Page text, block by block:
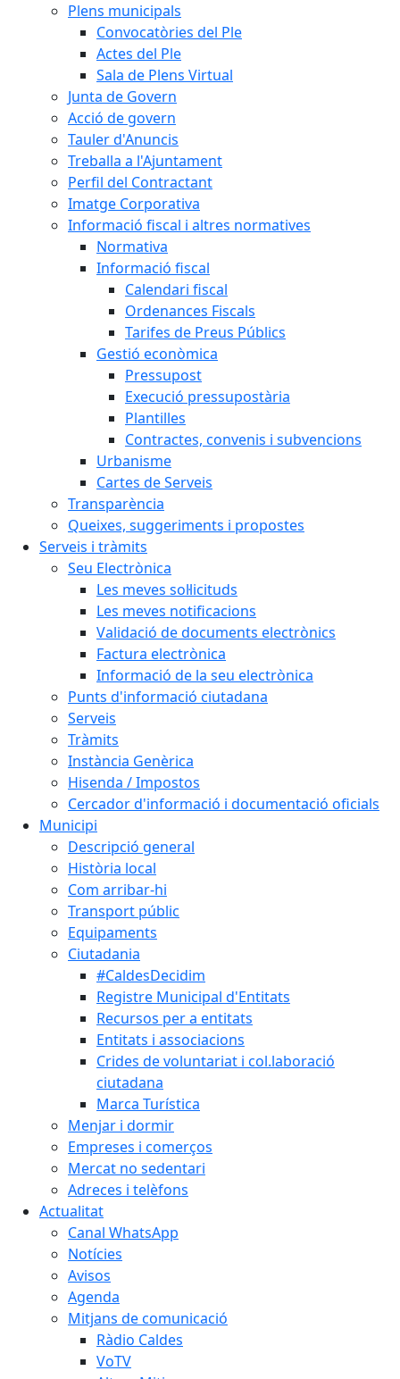
Plens municipals
Convocatòries del Ple
Actes del Ple
Sala de Plens Virtual
Junta de Govern
Acció de govern
Tauler d'Anuncis
Treballa a l'Ajuntament
Perfil del Contractant
Imatge Corporativa
Informació fiscal i altres normatives
Normativa
Informació fiscal
Calendari fiscal
Ordenances Fiscals
Tarifes de Preus Públics
Gestió econòmica
Pressupost
Execució pressupostària
Plantilles
Contractes, convenis i subvencions
Urbanisme
Cartes de Serveis
Transparència
Queixes, suggeriments i propostes
Serveis i tràmits
Seu Electrònica
Les meves sol·licituds
Les meves notificacions
Validació de documents electrònics
Factura electrònica
Informació de la seu electrònica
Punts d'informació ciutadana
Serveis
Tràmits
Instància Genèrica
Hisenda / Impostos
Cercador d'informació i documentació oficials
Municipi
Descripció general
Història local
Com arribar-hi
Transport públic
Equipaments
Ciutadania
#CaldesDecidim
Registre Municipal d'Entitats
Recursos per a entitats
Entitats i associacions
Crides de voluntariat i col.laboració
ciutadana
Marca Turística
Menjar i dormir
Empreses i comerços
Mercat no sedentari
Adreces i telèfons
Actualitat
Canal WhatsApp
Notícies
Avisos
Agenda
Mitjans de comunicació
Ràdio Caldes
VoTV